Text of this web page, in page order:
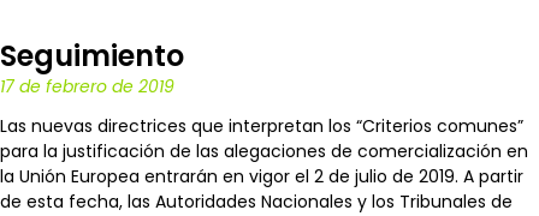
Seguimiento
17 de febrero de 2019
Las nuevas directrices que interpretan los “Criterios comunes”
para la justificación de las alegaciones de comercialización en
la Unión Europea entrarán en vigor el 2 de julio de 2019. A partir
de esta fecha, las Autoridades Nacionales y los Tribunales de